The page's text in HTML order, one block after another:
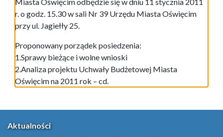
Miasta Oświęcim odbędzie się w dniu 11 stycznia 2011
r. o godz. 15.30 w sali Nr 39 Urzędu Miasta Oświęcim
przy ul. Jagiełły 25.
Proponowany porządek posiedzenia:
1.Sprawy bieżące i wolne wnioski
2.Analiza projektu Uchwały Budżetowej Miasta
Oświęcim na 2011 rok – cd.
Aktualności